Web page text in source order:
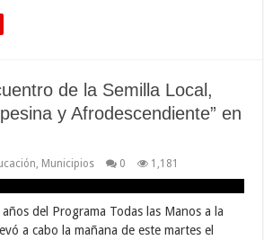
de la Semilla Local,
y Afrodescendiente” en
Municipios 0 1,181
del Programa Todas las Manos a la
a cabo la mañana de este martes el